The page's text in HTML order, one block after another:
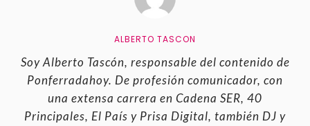
ALBERTO TASCON
Soy Alberto Tascón, responsable del contenido de
Ponferradahoy. De profesión comunicador, con
una extensa carrera en Cadena SER, 40
Principales, El País y Prisa Digital, también DJ y